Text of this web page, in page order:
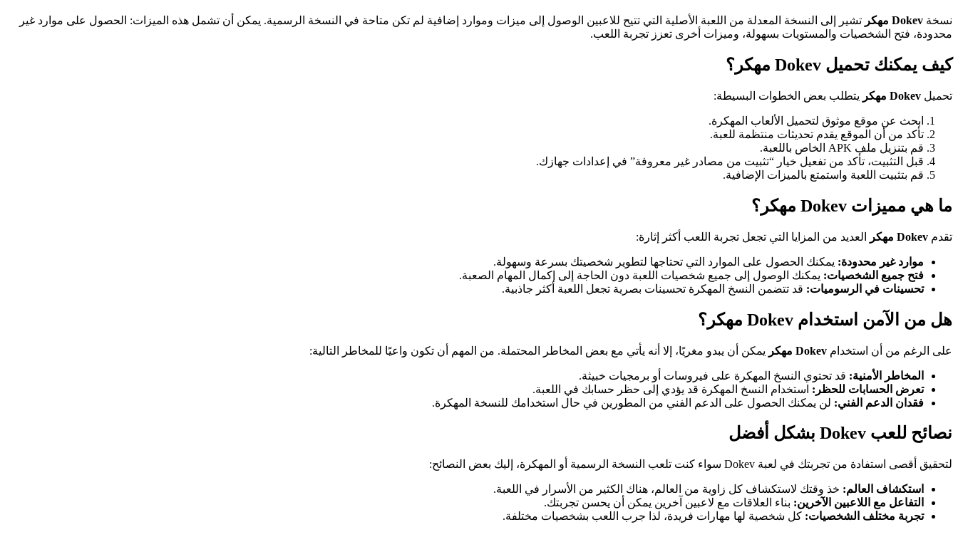
نسخة Dokev مهكر
تشير إلى النسخة المعدلة من اللعبة الأصلية التي تتيح للاعبين الوصول إلى ميزات وموارد إضافية لم تكن متاحة في النسخة الرسمية. يمكن أن تشمل هذه الميزات: الحصول على موارد غير
محدودة، فتح الشخصيات والمستويات بسهولة، وميزات أخرى تعزز تجربة اللعب.
كيف يمكنك تحميل Dokev مهكر؟
تحميل Dokev مهكر يتطلب بعض الخطوات البسيطة:
ابحث عن موقع موثوق لتحميل الألعاب المهكرة.
تأكد من أن الموقع يقدم تحديثات منتظمة للعبة.
قم بتنزيل ملف APK الخاص باللعبة.
قبل التثبيت، تأكد من تفعيل خيار “تثبيت من مصادر غير معروفة” في إعدادات جهازك.
قم بتثبيت اللعبة واستمتع بالميزات الإضافية.
ما هي مميزات Dokev مهكر؟
تقدم Dokev مهكر العديد من المزايا التي تجعل تجربة اللعب أكثر إثارة:
موارد غير محدودة: يمكنك الحصول على الموارد التي تحتاجها لتطوير شخصيتك بسرعة وسهولة.
فتح جميع الشخصيات: يمكنك الوصول إلى جميع شخصيات اللعبة دون الحاجة إلى إكمال المهام الصعبة.
تحسينات في الرسوميات: قد تتضمن النسخ المهكرة تحسينات بصرية تجعل اللعبة أكثر جاذبية.
هل من الآمن استخدام Dokev مهكر؟
على الرغم من أن استخدام Dokev مهكر يمكن أن يبدو مغريًا، إلا أنه يأتي مع بعض المخاطر المحتملة. من المهم أن تكون واعيًا للمخاطر التالية:
المخاطر الأمنية: قد تحتوي النسخ المهكرة على فيروسات أو برمجيات خبيثة.
تعرض الحسابات للحظر: استخدام النسخ المهكرة قد يؤدي إلى حظر حسابك في اللعبة.
فقدان الدعم الفني: لن يمكنك الحصول على الدعم الفني من المطورين في حال استخدامك للنسخة المهكرة.
نصائح للعب Dokev بشكل أفضل
لتحقيق أقصى استفادة من تجربتك في لعبة Dokev سواء كنت تلعب النسخة الرسمية أو المهكرة، إليك بعض النصائح:
استكشاف العالم: خذ وقتك لاستكشاف كل زاوية من العالم، هناك الكثير من الأسرار في اللعبة.
التفاعل مع اللاعبين الآخرين: بناء العلاقات مع لاعبين آخرين يمكن أن يحسن تجربتك.
تجربة مختلف الشخصيات: كل شخصية لها مهارات فريدة، لذا جرب اللعب بشخصيات مختلفة.